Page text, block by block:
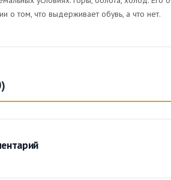
о том, что выдерживает обувь, а что нет.